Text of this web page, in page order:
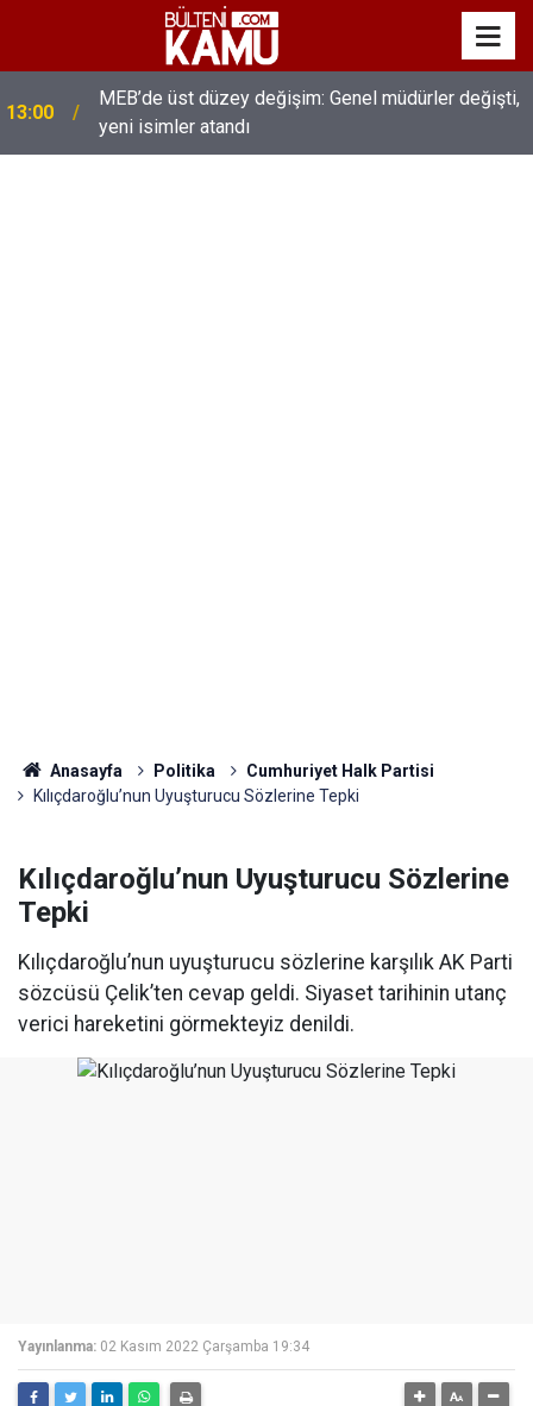
13:00
MEB’de üst düzey değişim: Genel müdürler değişti,
yeni isimler atandı
Anasayfa Politika
Cumhuriyet Halk Partisi
Kılıçdaroğlu’nun Uyuşturucu Sözlerine Tepki
Kılıçdaroğlu’nun Uyuşturucu Sözlerine
Tepki
Kılıçdaroğlu’nun uyuşturucu sözlerine karşılık AK Parti
sözcüsü Çelik’ten cevap geldi. Siyaset tarihinin utanç
verici hareketini görmekteyiz denildi.
Yayınlanma: 02 Kasım 2022 Çarşamba 19:34